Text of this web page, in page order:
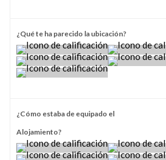
¿Qué te ha parecido la ubicación?
¿Cómo estaba de equipado el
Alojamiento?